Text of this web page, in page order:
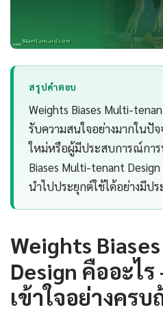
สรุปคำตอบ
Weights Biases Multi-
รับความสนใจอย่างมากในปั
ใหม่หรือผู้มีประสบการณ์การ
Biases Multi-tenant
นำไปประยุกต์ใช้ได้อย่างมีป
Weights
Design คืออะไ
เข้าใจอย่างครบ